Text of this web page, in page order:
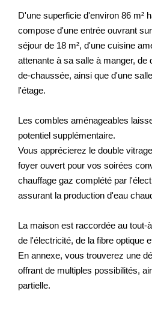
Nos
Avis
D'une superficie d'environ 86 m²
compose d'une entrée ouvrant
séjour de 18 m², d'une cuisine
attenante à sa salle à manger,
de-chaussée, ainsi que d'une
l'étage.
Les combles aménageables
potentiel supplémentaire.
Vous apprécierez le double
foyer ouvert pour vos soirées
chauffage gaz complété par
assurant la production d'eau
La maison est raccordée au tout-
de l'électricité, de la fibre optique
En annexe, vous trouverez une
offrant de multiples possibilités,
partielle.